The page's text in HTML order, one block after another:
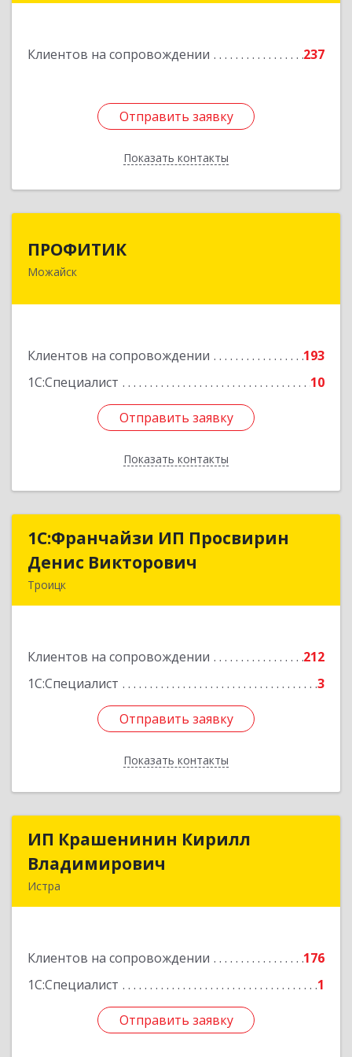
Клиентов на сопровождении 237
Отправить заявку
Показать контакты
Подробнее
Отправить заявку
Назад
ПРОФИТИК
Можайск
Клиентов на сопровождении
193
1С:Специалист
10
Отправить заявку
Показать контакты
143200, Московская обл, Можайский р-н,
Отправить заявку
Назад
1C:Франчайзи ИП Просвирин
Денис Викторович
Троицк
Клиентов на сопровождении
212
1С:Специалист
3
Отправить заявку
Показать контакты
1C:Франчайзи ИП Просвирин
Денис Викторович
Подробнее
Отправить заявку
Назад
ИП Крашенинин Кирилл
Владимирович
Истра
Клиентов на сопровождении
176
1С:Специалист
1
Отправить заявку
ИП Крашенинин Кирилл
Подробнее
Отправить заявку